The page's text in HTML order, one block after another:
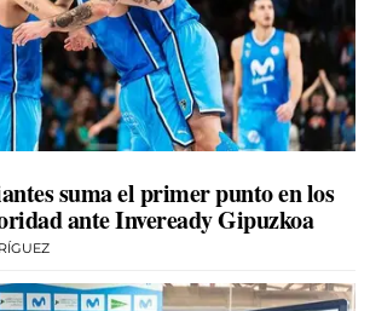
suma el primer punto en los
ante Inveready Gipuzkoa